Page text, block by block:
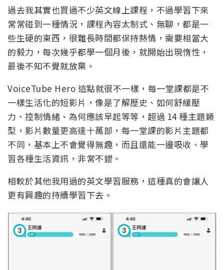
過去我其實也買過不少英文線上課程，不過學習下來
常常碰到一種情況，課程內容太制式、無聊，都是一
些生硬的東西，很難長時間都保持熱情，需要相當大
的毅力，每次幾乎都學一個月後，就開始出現惰性，
最後不知不覺就放棄。
VoiceTube Hero 這點就很不一樣，每一堂課都是不
一樣生活化的短影片，像是了解歷史、如何舒緩壓
力、控制情緒、為何應該早起等等，超過 14 種主題類
型，影片數量更高達十萬部，每一堂課的影片主題都
不同，基本上不會覺得無趣，而且還能一邊吸收、學
習各種生活資訊，非常不錯。
相較於其他我用過的英文學習服務，這種真的會讓人
更有興趣的持續學習下去。